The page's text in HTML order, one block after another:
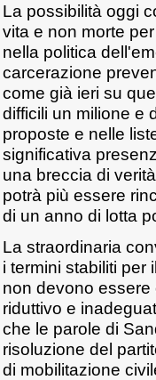
La possibilità oggi
vita e non morte
nella politica
carcerazione
come già ieri su
difficili un milione e
proposte e nelle
significativa
una breccia di
potrà più essere
di un anno di lotta
La straordinaria
i termini stabiliti
non devono
riduttivo e
che le parole di
risoluzione del
di mobilitazione